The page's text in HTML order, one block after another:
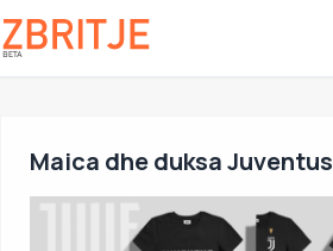
Maica dhe duksa Juventus